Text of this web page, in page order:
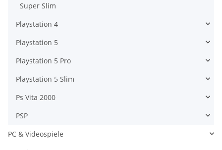
Super Slim
Playstation 4
Playstation 5
Playstation 5 Pro
Playstation 5 Slim
Ps Vita 2000
PSP
PC & Videospiele